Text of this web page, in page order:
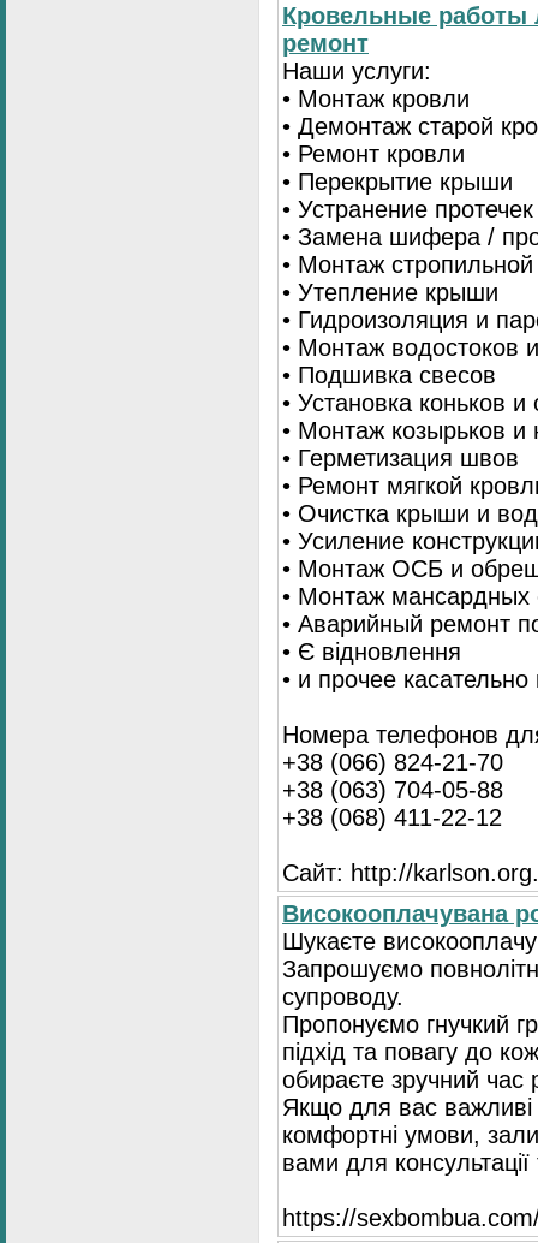
Кровельные
ремонт
Наши услуги:
• Монтаж кровли
• Демонтаж старой
• Ремонт кровли
• Перекрытие крыши
• Устранение протечек
• Замена шифера /
• Монтаж
• Утепление крыши
• Гидроизоляция и
• Монтаж водостоков
• Подшивка свесов
• Установка коньков и
• Монтаж козырьков и
• Герметизация швов
• Ремонт мягкой
• Очистка крыши и
• Усиление
• Монтаж ОСБ и
• Монтаж мансардных
• Аварийный ремонт
• Є відновлення
• и прочее
Номера телефонов
+38 (066) 824-21-70
+38 (063) 704-05-88
+38 (068) 411-22-12
Сайт: http://
Високооплачувана
Шукаєте
Запрошуємо
супроводу.
Пропонуємо гнучкий
підхід та повагу до
обираєте зручний час
Якщо для вас важливі
комфортні умови,
вами для консультації
https://